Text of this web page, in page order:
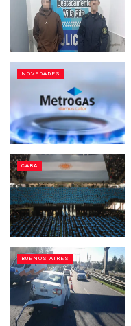
NOVEDADES
CABA
BUENOS AIRES